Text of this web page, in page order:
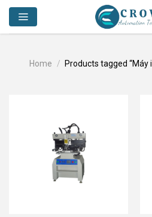
Skip
content
Home / Products tagged “Máy